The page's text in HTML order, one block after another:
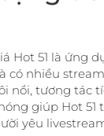
Hot 51 là ứng
có nhiều
nổi, tương tác
giúp Hot 51
yêu